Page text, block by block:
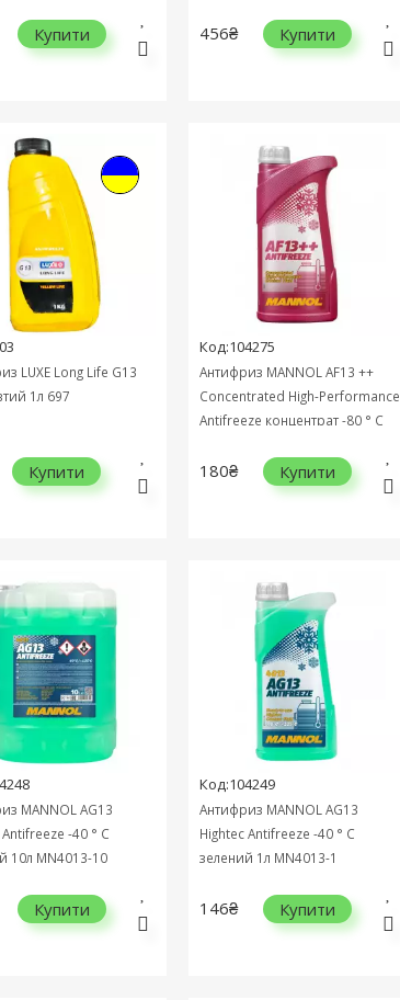
Купити 456₴ Купити
LUXE Long Life G13
1л 697
Купити
Код:104275
Антифриз MANNOL AF13 ++
Concentrated High-Performance
Antifreeze концентрат -80 ° C
180₴ Купити
MANNOL AG13
-40 ° C
10л MN4013-10
Купити
Код:104249
Антифриз MANNOL AG13
Hightec Antifreeze -40 ° C
зелений 1л MN4013-1
146₴ Купити